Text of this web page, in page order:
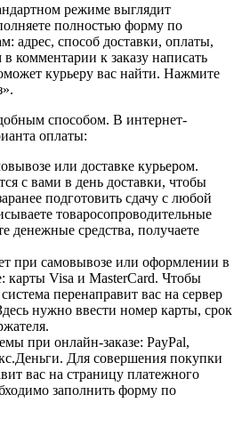
режиме выглядит
полностью форму по
адрес, способ доставки, оплаты,
комментарии к заказу написать
курьеру вас найти. Нажмите
способом. В интернет-
оплаты:
или доставке курьером.
с вами в день доставки, чтобы
подготовить сдачу с любой
товаросопроводительные
денежные средства, получаете
при самовывозе или оформлении в
карты Visa и MasterCard. Чтобы
перенаправит вас на сервер
нужно ввести номер карты, срок
при онлайн-заказе: PayPal,
Для совершения покупки
вас на страницу платежного
заполнить форму по